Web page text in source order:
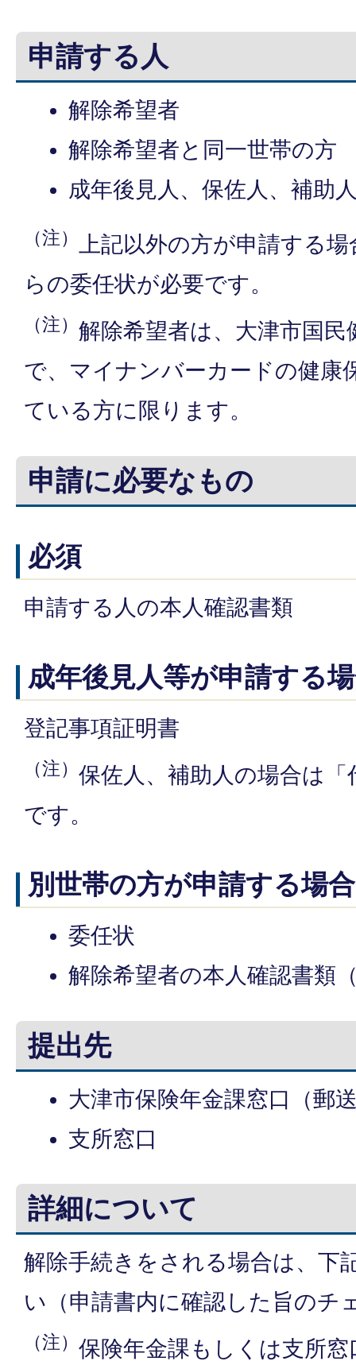
申請する人
解除希望者
解除希望者と同一世帯の方
成年後見人、保佐人、補助
（注）
上記以外の方が申請する
らの委任状が必要です。
（注） 解除希望者は、大津市国民
で、マイナンバーカードの健康
ている方に限ります。
申請に必要なもの
必須
申請する人の本人確認書類
成年後見人等が申請する
登記事項証明書
（注） 保佐人、補助人の場合は
です。
別世帯の方が申請する場合
委任状
解除希望者の本人確認書類
提出先
大津市保険年金課窓口（郵
支所窓口
詳細について
解除手続きをされる場合は、下
い（申請書内に確認した旨のチ
（注） 保険年金課もしくは支所